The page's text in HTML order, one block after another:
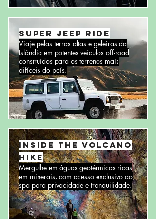
Super Jeep Ride
Viaje pelas terras altas e geleiras da
Islândia em potentes veículos off-road
construídos para os terrenos mais
difíceis do país.
Inside the volcano
Hike
Mergulhe em águas geotérmicas ricas
em minerais, com acesso exclusivo ao
spa para privacidade e tranquilidade.